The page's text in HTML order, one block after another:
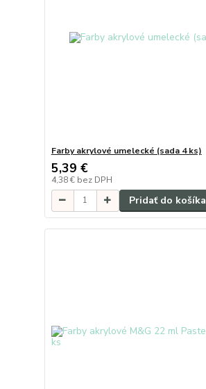
Farby akrylové umelecké (sada 4 ks)
5,39 €
4,38 € bez DPH
Pridať do košíka